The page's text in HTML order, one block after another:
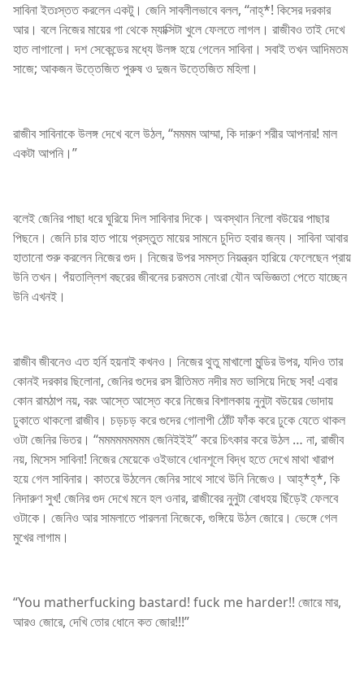
সাবিনা ইতঃস্তত করলেন একটু। জেনি সাবলীলভাবে বলল, “নাহ্*! কিসের দরকার
আর। বলে নিজের মায়ের গা থেকে ম্যাক্সিটা খুলে ফেলতে লাগল। রাজীবও তাই দেখে
হাত লাগালো। দশ সেকেন্ডের মধ্যে উলঙ্গ হয়ে গেলেন সাবিনা। সবাই তখন আদিমতম
সাজে; আকজন উত্তেজিত পুরুষ ও দুজন উত্তেজিত মহিলা।
রাজীব সাবিনাকে উলঙ্গ দেখে বলে উঠল, “মমমম আম্মা, কি দারুণ শরীর আপনার! মাল
একটা আপনি।”
বলেই জেনির পাছা ধরে ঘুরিয়ে দিল সাবিনার দিকে। অবস্থান নিলো বউয়ের পাছার
পিছনে। জেনি চার হাত পায়ে প্রস্তুত মায়ের সামনে চুদিত হবার জন্য। সাবিনা আবার
হাতানো শুরু করলেন নিজের গুদ। নিজের উপর সমস্ত নিয়ন্ত্রন হারিয়ে ফেলেছেন প্রায়
উনি তখন। পঁয়তাল্লিশ বছরের জীবনের চরমতম নোংরা যৌন অভিজ্ঞতা পেতে যাচ্ছেন
উনি এখনই।
রাজীব জীবনেও এত হর্নি হয়নাই কখনও। নিজের থুতু মাখালো মুন্ডির উপর, যদিও তার
কোনই দরকার ছিলোনা, জেনির গুদের রস রীতিমত নদীর মত ভাসিয়ে দিছে সব! এবার
কোন রামঠাপ নয়, বরং আস্তে আস্তে করে নিজের বিশালকায় নুনুটা বউয়ের ভোদায়
ঢুকাতে থাকলো রাজীব। চড়চড় করে গুদের গোলাপী ঠোঁট ফাঁক করে ঢুকে যেতে থাকল
ওটা জেনির ভিতর। “মমমমমমমমম জেনিইইই” করে চিৎকার করে উঠল … না, রাজীব
নয়, মিসেস সাবিনা! নিজের মেয়েকে ওইভাবে ধোনশূলে বিদ্ধ হতে দেখে মাথা খারাপ
হয়ে গেল সাবিনার। কাতরে উঠলেন জেনির সাথে সাথে উনি নিজেও। আহ্*হ্*, কি
নিদারুণ সুখ! জেনির গুদ দেখে মনে হল ওনার, রাজীবের নুনুটা বোধহয় ছিঁড়েই ফেলবে
ওটাকে। জেনিও আর সামলাতে পারলনা নিজেকে, গুঙ্গিয়ে উঠল জোরে। ভেঙ্গে গেল
মুখের লাগাম।
“You matherfucking bastard! fuck me harder!! জোরে মার,
আরও জোরে, দেখি তোর ধোনে কত জোর!!!”